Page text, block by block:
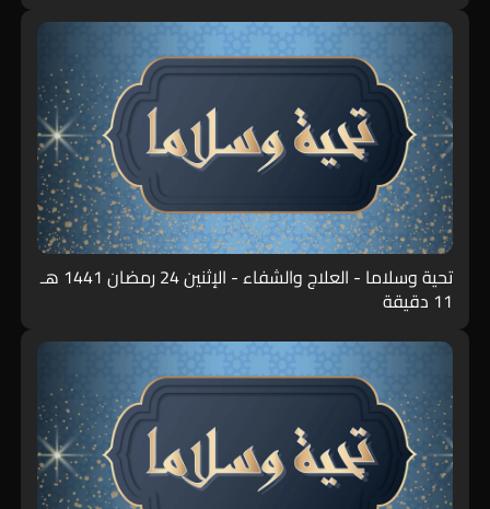
تحية وسلاما - العلاج والشفاء - الإثنين 24 رمضان 1441 هـ
11 دقيقة